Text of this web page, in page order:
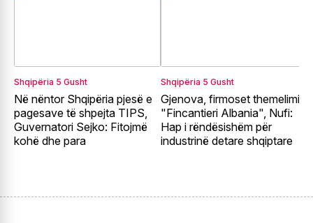
Shqipëria 5 Gusht
Në nëntor Shqipëria pjesë e
pagesave të shpejta TIPS,
Guvernatori Sejko: Fitojmë
kohë dhe para
Shqipëria 5 Gusht
Gjenova, firmoset themelimi i
"Fincantieri Albania", Nufi:
Hap i rëndësishëm për
industrinë detare shqiptare